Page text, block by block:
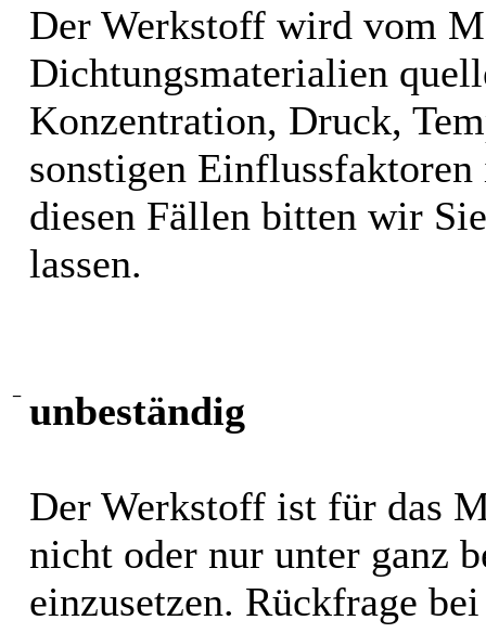
Der Werkstoff wird vom
Dichtungsmaterialien
Konzentration, Druck,
sonstigen
diesen Fällen bitten wir
lassen.
− unbeständig
Der Werkstoff ist für das
nicht oder nur unter ganz
einzusetzen. Rückfrage